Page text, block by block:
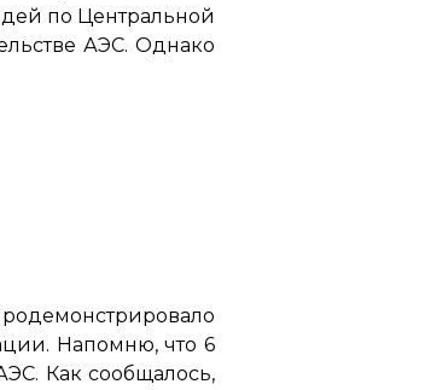
по Центральной
АЭС. Однако
Напомню, что 6
Как сообщалось,